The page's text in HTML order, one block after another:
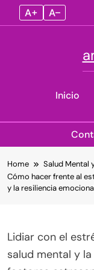
A+ A–
Inicio
to
content
Home
Salud Mental
Cómo hacer frente al
y la resiliencia
Lidiar con el
salud mental y